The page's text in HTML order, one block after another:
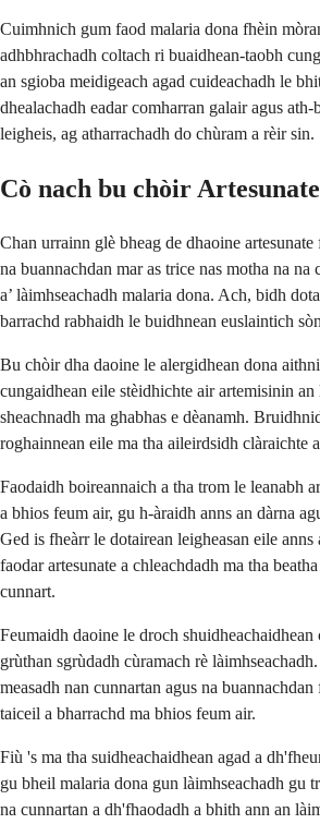
Cuimhnich gum faod malaria dona fhèin
adhbhrachadh coltach ri buaidhean-taobh
an sgioba meidigeach agad cuideachadh le
dhealachadh eadar comharran galair agus
leigheis, ag atharrachadh do chùram a rèir sin.
Cò nach bu chòir
Chan urrainn glè bheag de dhaoine
na buannachdan mar as trice nas motha na na
a’ làimhseachadh malaria dona. Ach, bidh
barrachd rabhaidh le buidhnean euslaintich
Bu chòir dha daoine le alergidhean dona
cungaidhean eile stèidhichte air artemisinin an
sheachnadh ma ghabhas e dèanamh.
roghainnean eile ma tha aileirdsidh clàraichte
Faodaidh boireannaich a tha trom le leanabh
a bhios feum air, gu h-àraidh anns an dàrna
Ged is fheàrr le dotairean leigheasan eile anns
faodar artesunate a chleachdadh ma tha
cunnart.
Feumaidh daoine le droch
grùthan sgrùdadh cùramach rè
measadh nan cunnartan agus na buannachdan
taiceil a bharrachd ma bhios feum air.
Fiù 's ma tha suidheachaidhean agad a
gu bheil malaria dona gun làimhseachadh gu
na cunnartan a dh'fhaodadh a bhith ann an